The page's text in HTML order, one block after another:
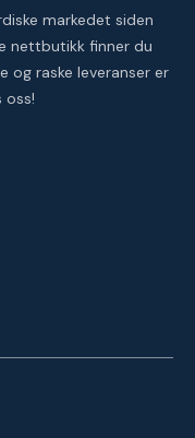
markedet siden
nettbutikk finner du
og raske leveranser er
oss!